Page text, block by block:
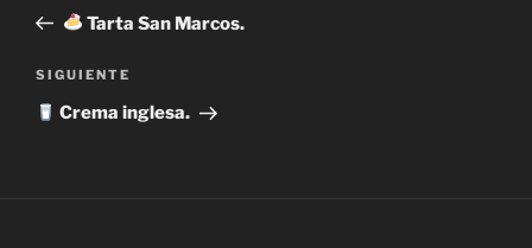
entradas
anterior:Tarta San Marcos.
Siguiente
entrada
SIGUIENTE
Crema inglesa.